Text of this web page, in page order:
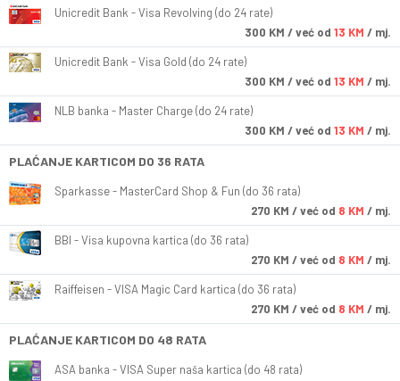
Unicredit Bank - Visa Revolving (do 24 rate)
300 KM / već od 13 KM / mj.
Unicredit Bank - Visa Gold (do 24 rate)
300 KM / već od 13 KM / mj.
NLB banka - Master Charge (do 24 rate)
300 KM / već od 13 KM / mj.
PLAĆANJE KARTICOM DO 36 RATA
Sparkasse - MasterCard Shop & Fun (do 36 rata)
270 KM / već od 8 KM / mj.
BBI - Visa kupovna kartica (do 36 rata)
270 KM / već od 8 KM / mj.
Raiffeisen - VISA Magic Card kartica (do 36 rata)
270 KM / već od 8 KM / mj.
PLAĆANJE KARTICOM DO 48 RATA
ASA banka - VISA Super naša kartica (do 48 rata)